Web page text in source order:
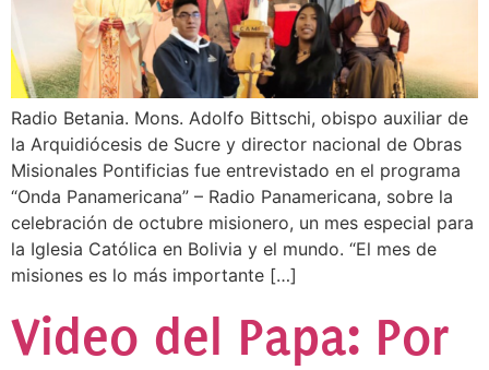
Radio Betania. Mons. Adolfo Bittschi, obispo auxiliar de
la Arquidiócesis de Sucre y director nacional de Obras
Misionales Pontificias fue entrevistado en el programa
“Onda Panamericana” – Radio Panamericana, sobre la
celebración de octubre misionero, un mes especial para
la Iglesia Católica en Bolivia y el mundo. “El mes de
misiones es lo más importante […]
Video del Papa: Por